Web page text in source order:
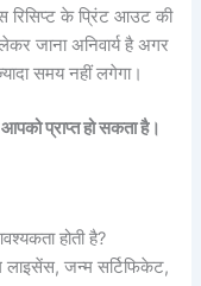
रिसिप्ट के प्रिंट आउट की
जाना अनिवार्य है अगर
समय नहीं लगेगा।
प्राप्त हो सकता है।
होती है?
लाइसेंस, जन्म सर्टिफिकेट,